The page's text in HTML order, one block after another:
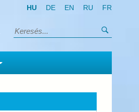
HU DE EN RU FR
Keresés: